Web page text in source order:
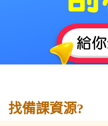
找備課資源?